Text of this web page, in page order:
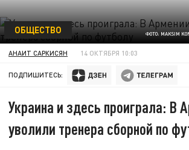
ФОТО: MAKSIM
ОБЩЕСТВО
АНАИТ САРКИСЯН 14 ОКТЯБРЯ 10:03
ПОДПИШИТЕСЬ:
Украина и здесь проиграла: В
уволили тренера сборной по